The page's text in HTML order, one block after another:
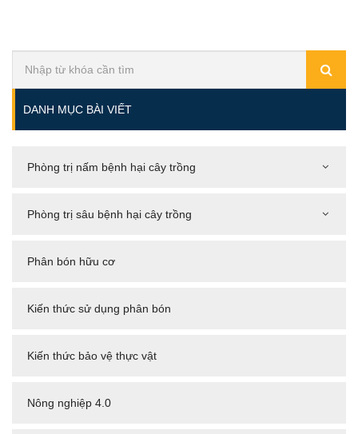
DANH MỤC BÀI VIẾT
Phòng trị nấm bệnh hại cây trồng
Phòng trị sâu bệnh hại cây trồng
Phân bón hữu cơ
Kiến thức sử dụng phân bón
Kiến thức bảo vệ thực vật
Nông nghiệp 4.0